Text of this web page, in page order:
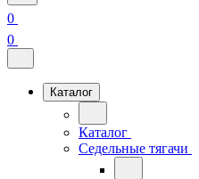
0
0
Каталог
Каталог
Седельные тягачи